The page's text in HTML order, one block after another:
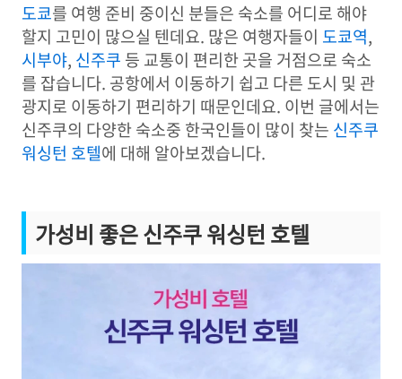
도쿄를 여행 준비 중이신 분들은 숙소를 어디로 해야
할지 고민이 많으실 텐데요. 많은 여행자들이 도쿄역,
시부야, 신주쿠 등 교통이 편리한 곳을 거점으로 숙소
를 잡습니다. 공항에서 이동하기 쉽고 다른 도시 및 관
광지로 이동하기 편리하기 때문인데요. 이번 글에서는
신주쿠의 다양한 숙소중 한국인들이 많이 찾는 신주쿠
워싱턴 호텔에 대해 알아보겠습니다.
가성비 좋은 신주쿠 워싱턴 호텔